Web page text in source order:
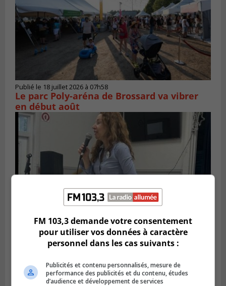
Publié le 18 juillet 2026 à 07h58
Le parc Poly-aréna de Brossard va vibrer
en début août
Publié le 6 juillet 2026 à 11h18
Climat Québec dévoile deux candidats
pour l’Agglomération
FM 103,3 demande votre consentement
pour utiliser vos données à caractère
personnel dans les cas suivants :
Publicités et contenu personnalisés, mesure de
performance des publicités et du contenu, études
d’audience et développement de services